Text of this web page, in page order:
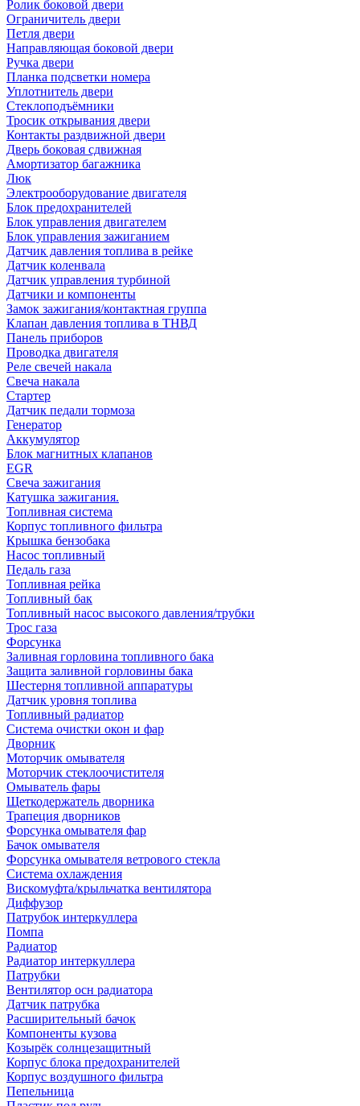
Ролик боковой двери
Ограничитель двери
Петля двери
Направляющая боковой двери
Ручка двери
Планка подсветки номера
Уплотнитель двери
Стеклоподъёмники
Тросик открывания двери
Контакты раздвижной двери
Дверь боковая сдвижная
Амортизатор багажника
Люк
Электрооборудование двигателя
Блок предохранителей
Блок управления двигателем
Блок управления зажиганием
Датчик давления топлива в рейке
Датчик коленвала
Датчик управления турбиной
Датчики и компоненты
Замок зажигания/контактная группа
Клапан давления топлива в ТНВД
Панель приборов
Проводка двигателя
Реле свечей накала
Свеча накала
Стартер
Датчик педали тормоза
Генератор
Аккумулятор
Блок магнитных клапанов
EGR
Свеча зажигания
Катушка зажигания.
Топливная система
Корпус топливного фильтра
Крышка бензобака
Насос топливный
Педаль газа
Топливная рейка
Топливный бак
Топливный насос высокого давления/трубки
Трос газа
Форсунка
Заливная горловина топливного бака
Защита заливной горловины бака
Шестерня топливной аппаратуры
Датчик уровня топлива
Топливный радиатор
Система очистки окон и фар
Дворник
Моторчик омывателя
Моторчик стеклоочистителя
Омыватель фары
Щеткодержатель дворника
Трапеция дворников
Форсунка омывателя фар
Бачок омывателя
Форсунка омывателя ветрового стекла
Система охлаждения
Вискомуфта/крыльчатка вентилятора
Диффузор
Патрубок интеркуллера
Помпа
Радиатор
Радиатор интеркуллера
Патрубки
Вентилятор осн радиатора
Датчик патрубка
Расширительный бачок
Компоненты кузова
Козырёк солнцезащитный
Корпус блока предохранителей
Корпус воздушного фильтра
Пепельница